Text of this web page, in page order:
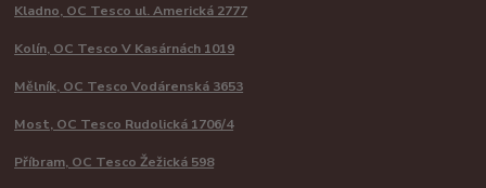
Kladno, OC Tesco ul. Americká 2777
Kolín, OC Tesco V Kasárnách 1019
Mělník, OC Tesco Vodárenská 3653
Most, OC Tesco Rudolická 1706/4
Příbram, OC Tesco Žežická 598